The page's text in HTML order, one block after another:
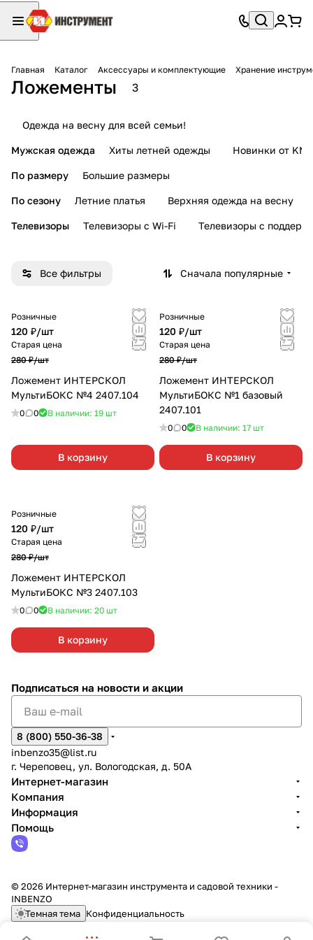
Главная Каталог Аксессуары и комплектующие Хранение
Ложементы 3
Одежда на весну для всей семьи!
Мужская одежда Хиты летней одежды Новинки от KMI
По размеру Большие размеры
По сезону Летние платья Верхняя одежда на весну
Телевизоры Телевизоры с Wi-Fi Телевизоры с
Все фильтры Сначала популярные
Розничные
120 ₽/шт
Старая цена
280 ₽/шт
Ложемент ИНТЕРСКОЛ
МультиБОКС №4 2407.104
0 0 В наличии: 19 шт
В корзину
Розничные
120 ₽/шт
Старая цена
280 ₽/шт
Ложемент ИНТЕРСКОЛ
МультиБОКС №1 базовый
2407.101
0 0 В наличии: 17 шт
В корзину
Розничные
120 ₽/шт
Старая цена
280 ₽/шт
Ложемент ИНТЕРСКОЛ
МультиБОКС №3 2407.103
0 0 В наличии: 20 шт
В корзину
Подписаться на новости и акции
8 (800) 550-36-38
inbenzo35@list.ru
г. Череповец, ул. Вологодская, д. 50А
Интернет-магазин
Компания
Информация
Помощь
© 2026 Интернет-магазин инструмента и садовой техники -
INBENZO
Темная тема Конфиденциальность